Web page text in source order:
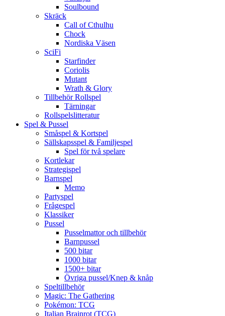
Soulbound
Skräck
Call of Cthulhu
Chock
Nordiska Väsen
SciFi
Starfinder
Coriolis
Mutant
Wrath & Glory
Tillbehör Rollspel
Tärningar
Rollspelslitteratur
Spel & Pussel
Småspel & Kortspel
Sällskapsspel & Familjespel
Spel för två spelare
Kortlekar
Strategispel
Barnspel
Memo
Partyspel
Frågespel
Klassiker
Pussel
Pusselmattor och tillbehör
Barnpussel
500 bitar
1000 bitar
1500+ bitar
Övriga pussel/Knep & knåp
Speltillbehör
Magic: The Gathering
Pokémon: TCG
Italian Brainrot (TCG)